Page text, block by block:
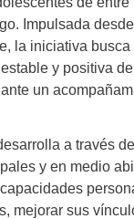
Impulsada
la iniciativa busca
y positiva
un
a través
y en medio
mejorar sus